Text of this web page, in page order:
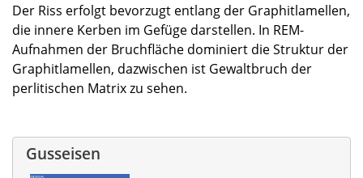
Der Riss erfolgt bevorzugt entlang der Graphitlamellen,
die innere Kerben im Gefüge darstellen. In REM-
Aufnahmen der Bruchfläche dominiert die Struktur der
Graphitlamellen, dazwischen ist Gewaltbruch der
perlitischen Matrix zu sehen.
Gusseisen